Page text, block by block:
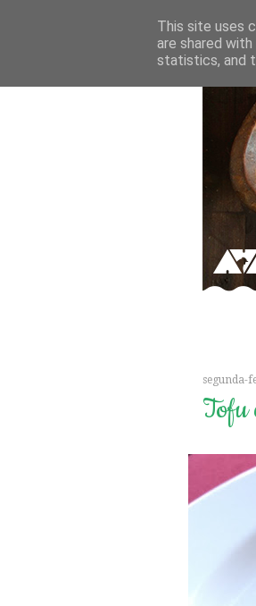
segunda-
Tofu
This site uses
are shared
statistics, and